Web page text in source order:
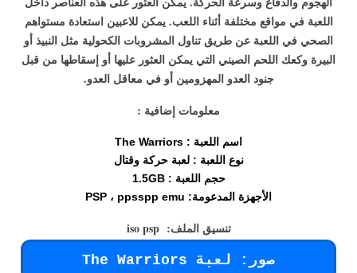
اللعبة في مواقع مختلفة أثناء اللعب. يمكن للاعبين استعادة مستواهم
الصحي في اللعبة عن طريق تناول المشروبات الكحولية مثل النبيذ أو
البيرة وكعك اللحم الصيني التي يمكن العثور عليها أو إسقاطها من قبل
جنود العدو المهزومين أو في معاقل العدو.
معلومات إضافية :
اسم اللعبة : The Warriors
نوع اللعبة : لعبة حركة وقتال
حجم اللعبة : 1.5GB
الأجهزة المدعومة: PSP ، ppsspp emu
تنسيق الملف: iso psp
صور: لعبة The Warriors